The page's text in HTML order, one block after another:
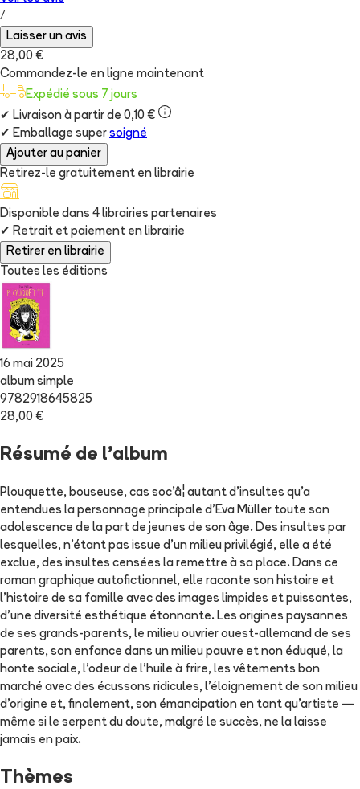
/
Laisser un avis
28,00 €
Commandez-le en ligne maintenant
Expédié sous 7 jours
✔ Livraison à partir de 0,10 €
✔ Emballage super soigné
Ajouter au panier
Retirez-le gratuitement en librairie
Disponible dans 4 librairies partenaires
✔ Retrait et paiement en librairie
Retirer en librairie
Toutes les éditions
16 mai 2025
album simple
9782918645825
28,00 €
Résumé de l'album
Plouquette, bouseuse, cas soc'â¦ autant d'insultes qu'a
entendues la personnage principale d'Eva Müller toute son
adolescence de la part de jeunes de son âge. Des insultes par
lesquelles, n'étant pas issue d'un milieu privilégié, elle a été
exclue, des insultes censées la remettre à sa place. Dans ce
roman graphique autofictionnel, elle raconte son histoire et
l'histoire de sa famille avec des images limpides et puissantes,
d'une diversité esthétique étonnante. Les origines paysannes
de ses grands-parents, le milieu ouvrier ouest-allemand de ses
parents, son enfance dans un milieu pauvre et non éduqué, la
honte sociale, l'odeur de l'huile à frire, les vêtements bon
marché avec des écussons ridicules, l'éloignement de son milieu
d'origine et, finalement, son émancipation en tant qu'artiste —
même si le serpent du doute, malgré le succès, ne la laisse
jamais en paix.
Thèmes